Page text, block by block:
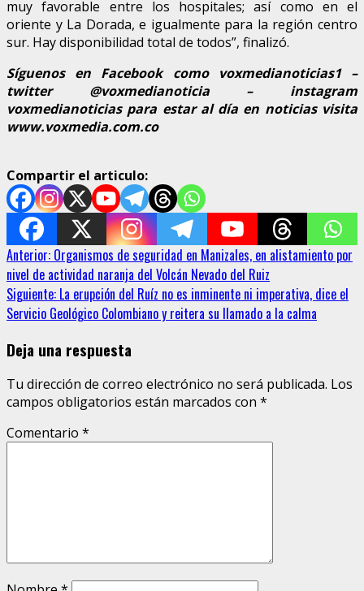
muy favorable entre los hospitales; así como en el
oriente y La Dorada, e igualmente para la región centro
sur. Hay disponibilidad total de todos”, finalizó.
Síguenos en Facebook como voxmedianoticias1 –
twitter @voxmedianoticia – instagram
voxmedianoticias para estar al día en noticias visita
www.voxmedia.com.co
Compartir el articulo:
Sigue
leyendo
Anterior: Organismos de seguridad en Manizales, en alistamiento por
nivel de actividad naranja del Volcán Nevado del Ruiz
Siguiente: La erupción del Ruíz no es inminente ni imperativa, dice el
Servicio Geológico Colombiano y reitera su llamado a la calma
Deja una respuesta
Tu dirección de correo electrónico no será publicada. Los
campos obligatorios están marcados con *
Comentario *